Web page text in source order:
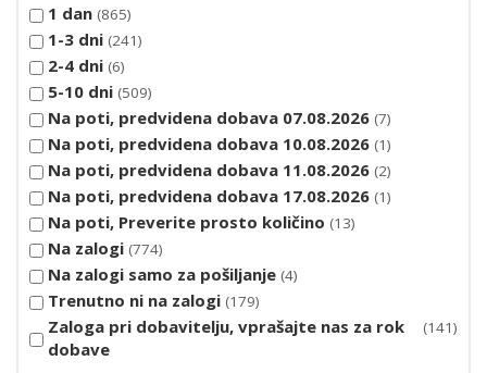
1 dan 865
1-3 dni 241
2-4 dni 6
5-10 dni 509
Na poti, predvidena dobava 07.08.2026 7
Na poti, predvidena dobava 10.08.2026 1
Na poti, predvidena dobava 11.08.2026 2
Na poti, predvidena dobava 17.08.2026 1
Na poti, Preverite prosto količino 13
Na zalogi 774
Na zalogi samo za pošiljanje 4
Trenutno ni na zalogi 179
Zaloga pri dobavitelju, vprašajte nas za rok
dobave
141